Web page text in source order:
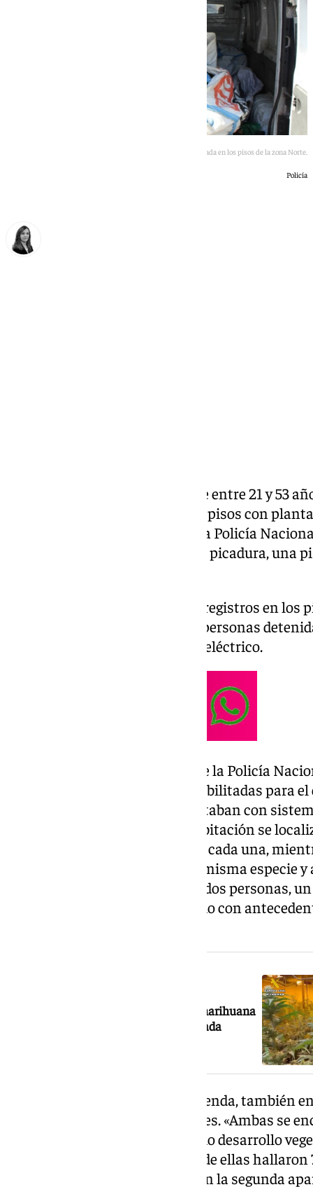
Agente de la Policía Nacional con la marihuana incautada en los pisos de la zona Norte.
Policía
Cuatro hombres y una mujer, de entre 21 y 53
presuntos responsables de tres pisos con
en Granada capital, en las que la Policía
plantas, cerca de 350 gramos de picadura,
Después de desarrollar los tres registros en los
de Granada, cinco han sido las personas
drogas y defraudación de fluido eléctrico.
En el primer piso, los agentes de la Policía
habitaciones perfectamente habilitadas para
plantas de marihuana, que contaban con
ventilación». «En la primera habitación se
con un porte de 60 centímetros cada una,
hallaron otras 52 plantas de la misma especie
plantaciones fueron detenidas dos personas,
años respectivamente, contando con
Intervenidas casi 2.200 plantas de marihuana
en un día en cuatro pueblos de Granada
En el registro de la segunda vivienda, también
inspeccionaron dos habitaciones. «Ambas se
equipadas para facilitar el rápido desarrollo
cannabis sativa. En la primera de ellas
80 centímetros, mientras que en la segunda